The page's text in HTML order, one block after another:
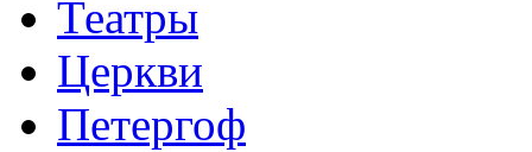
Театры
Церкви
Петергоф